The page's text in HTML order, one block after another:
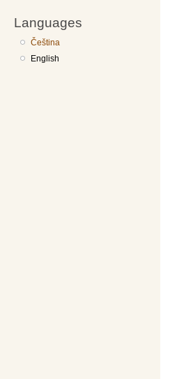
Languages
Čeština
English